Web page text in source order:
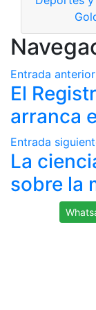
Entrada anterior
El
arranca
Entrada
La
sobre la